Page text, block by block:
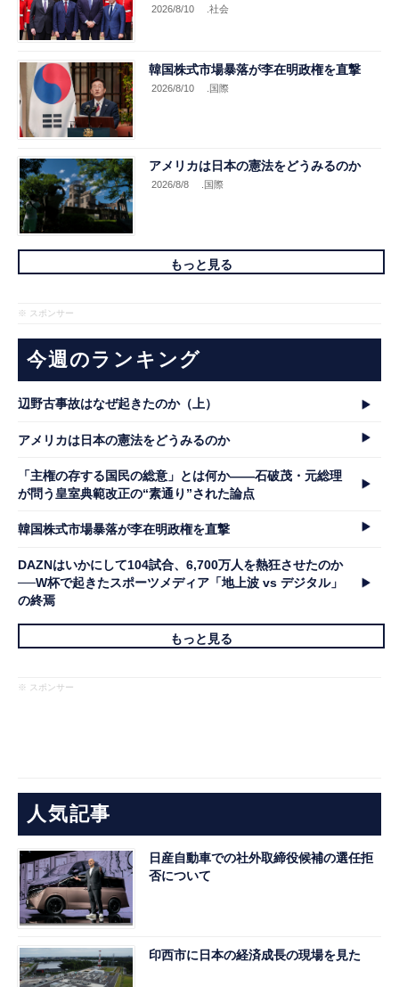
2026/8/10 .社会
韓国株式市場暴落が李在明政権を直撃
2026/8/10 .国際
アメリカは日本の憲法をどうみるのか
2026/8/8 .国際
もっと見る
※ スポンサー
今週のランキング
辺野古事故はなぜ起きたのか（上）
アメリカは日本の憲法をどうみるのか
「主権の存する国民の総意」とは何か――石破茂・元総理
が問う皇室典範改正の“素通り”された論点
韓国株式市場暴落が李在明政権を直撃
DAZNはいかにして104試合、6,700万人を熱狂させたのか
──W杯で起きたスポーツメディア「地上波 vs デジタル」
の終焉
もっと見る
※ スポンサー
人気記事
日産自動車での社外取締役候補の選任拒
否について
印西市に日本の経済成長の現場を見た